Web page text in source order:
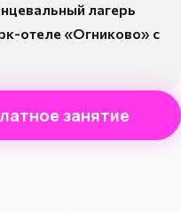
лагерь
отеле «Огниково» с
занятие